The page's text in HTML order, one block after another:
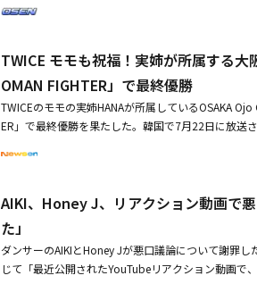
ンらが出席した。「劇場版『鬼滅の刃』無限城編
鬼たちの最終決戦を描いた3部作の1作目だ。韓国
突破。今年韓国で公開された作品の中で最速記録と
韓！劇場版「鬼滅の刃」レッドカーペットイベント
滅の刃」無限城編の大ヒット受け明日のイベントに
TWICE モモも祝福！実姉が所属する大
OMAN FIGHTER」で最終優勝
TWICEのモモの実姉HANAが所属しているOSAKA
ER」で最終優勝を果たした。韓国で7月22日に放送さ
ang（日本）がファイナル対決を行った。ファイナ
QUAD、3位がMOTIVだった。そして今回、ジャッジ
ク・ソン、アリヤ・ジャネル、Saweetieが参加した
SceneでAG SQUADはiznaの「SASS」でRHTokyoと
ファイナルを最後まで戦い抜く原動力になったとい
露した。MOTIVはASH ISLANDの「Always a Good
AIKI、Honey J、リアクション動画で
た」
ダンサーのAIKIとHoney Jが悪口議論について謝罪
じて「最近公開されたYouTubeリアクション動画で